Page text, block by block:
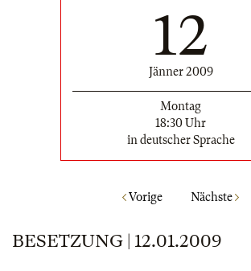
12
Jänner 2009
Montag
18:30 Uhr
in deutscher Sprache
Vorige Nächste
BESETZUNG | 12.01.2009